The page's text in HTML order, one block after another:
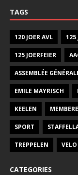
TAGS
120 JOER AVL 125
125 JOERFEIER
ASSEMBLÉE
EMILE MAYRISCH
KEELEN
SPORT
TREPPELEN VELO
CATEGORIES